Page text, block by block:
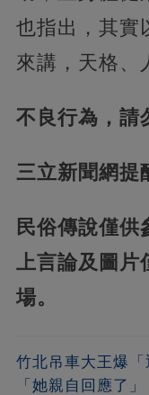
也指出，其實
來講，天格、
不良行為，請
三立新聞網提
民俗傳說僅供
上言論及圖片
場。
竹北吊車大王爆
「她親自回應了」